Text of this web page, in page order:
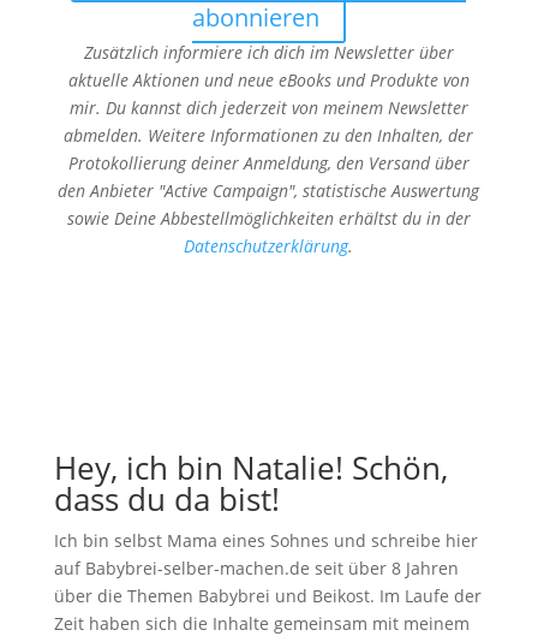
abonnieren
Zusätzlich informiere ich dich im Newsletter über
aktuelle Aktionen und neue eBooks und Produkte von
mir. Du kannst dich jederzeit von meinem Newsletter
abmelden. Weitere Informationen zu den Inhalten, der
Protokollierung deiner Anmeldung, den Versand über
den Anbieter "Active Campaign", statistische Auswertung
sowie Deine Abbestellmöglichkeiten erhältst du in der
Datenschutzerklärung.
Hey, ich bin Natalie! Schön,
dass du da bist!
Ich bin selbst Mama eines Sohnes und schreibe hier
auf Babybrei-selber-machen.de seit über 8 Jahren
über die Themen Babybrei und Beikost. Im Laufe der
Zeit haben sich die Inhalte gemeinsam mit meinem